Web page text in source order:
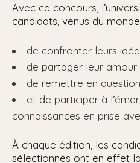
Avec ce concours,
candidats, venus du
de confronter leurs
de partager leur amour
de remettre en
et de participer à
connaissances en prise
À chaque édition, les
sélectionnés ont en effet